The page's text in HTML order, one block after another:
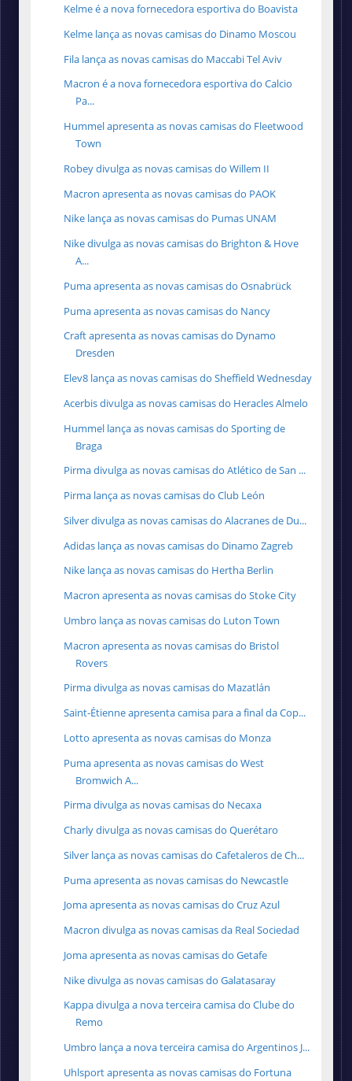
Kelme é a nova fornecedora esportiva do Boavista
Kelme lança as novas camisas do Dinamo Moscou
Fila lança as novas camisas do Maccabi Tel Aviv
Macron é a nova fornecedora esportiva do Calcio
Pa...
Hummel apresenta as novas camisas do Fleetwood
Town
Robey divulga as novas camisas do Willem II
Macron apresenta as novas camisas do PAOK
Nike lança as novas camisas do Pumas UNAM
Nike divulga as novas camisas do Brighton & Hove
A...
Puma apresenta as novas camisas do Osnabrück
Puma apresenta as novas camisas do Nancy
Craft apresenta as novas camisas do Dynamo
Dresden
Elev8 lança as novas camisas do Sheffield Wednesday
Acerbis divulga as novas camisas do Heracles Almelo
Hummel lança as novas camisas do Sporting de
Braga
Pirma divulga as novas camisas do Atlético de San ...
Pirma lança as novas camisas do Club León
Silver divulga as novas camisas do Alacranes de Du...
Adidas lança as novas camisas do Dinamo Zagreb
Nike lança as novas camisas do Hertha Berlin
Macron apresenta as novas camisas do Stoke City
Umbro lança as novas camisas do Luton Town
Macron apresenta as novas camisas do Bristol
Rovers
Pirma divulga as novas camisas do Mazatlán
Saint-Étienne apresenta camisa para a final da Cop...
Lotto apresenta as novas camisas do Monza
Puma apresenta as novas camisas do West
Bromwich A...
Pirma divulga as novas camisas do Necaxa
Charly divulga as novas camisas do Querétaro
Silver lança as novas camisas do Cafetaleros de Ch...
Puma apresenta as novas camisas do Newcastle
Joma apresenta as novas camisas do Cruz Azul
Macron divulga as novas camisas da Real Sociedad
Joma apresenta as novas camisas do Getafe
Nike divulga as novas camisas do Galatasaray
Kappa divulga a nova terceira camisa do Clube do
Remo
Umbro lança a nova terceira camisa do Argentinos J...
Uhlsport apresenta as novas camisas do Fortuna